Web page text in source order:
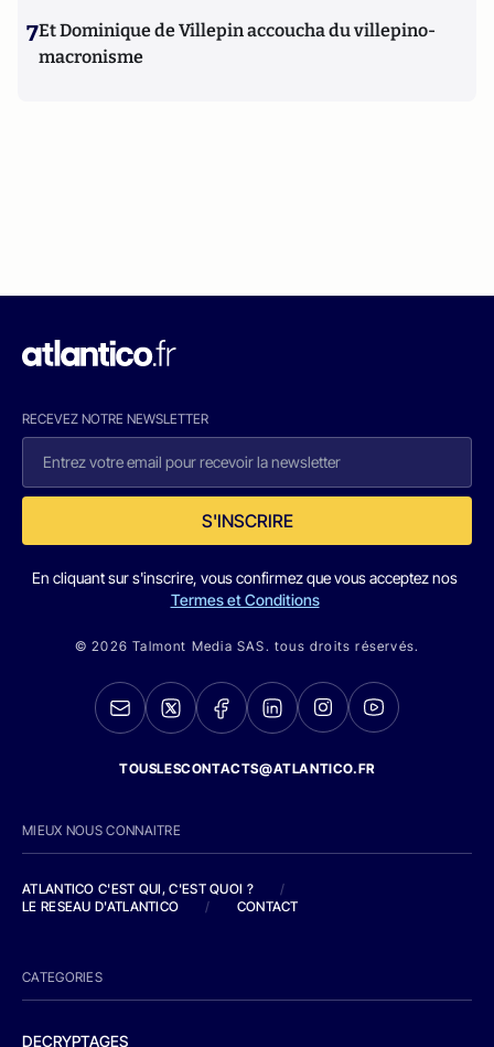
7Et Dominique de Villepin accoucha du villepino-
macronisme
RECEVEZ NOTRE NEWSLETTER
S'INSCRIRE
En cliquant sur s'inscrire, vous confirmez que vous acceptez nos
Termes et Conditions
© 2026 Talmont Media SAS. tous droits réservés.
TOUSLESCONTACTS@ATLANTICO.FR
MIEUX NOUS CONNAITRE
ATLANTICO C'EST QUI, C'EST QUOI ?
/
LE RESEAU D'ATLANTICO
/ CONTACT
CATEGORIES
DECRYPTAGES